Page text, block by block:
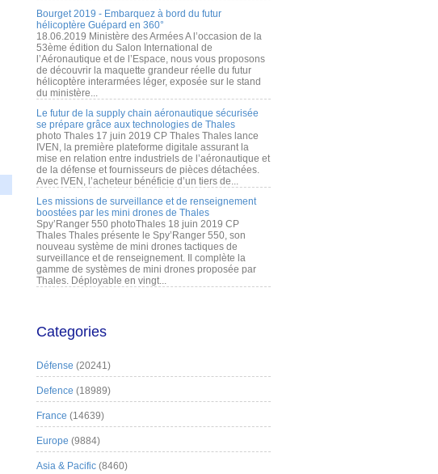
Bourget 2019 - Embarquez à bord du futur
hélicoptère Guépard en 360°
18.06.2019 Ministère des Armées A l’occasion de la
53ème édition du Salon International de
l’Aéronautique et de l’Espace, nous vous proposons
de découvrir la maquette grandeur réelle du futur
hélicoptère interarmées léger, exposée sur le stand
du ministère...
Le futur de la supply chain aéronautique sécurisée
se prépare grâce aux technologies de Thales
photo Thales 17 juin 2019 CP Thales Thales lance
IVEN, la première plateforme digitale assurant la
mise en relation entre industriels de l’aéronautique et
de la défense et fournisseurs de pièces détachées.
Avec IVEN, l’acheteur bénéficie d’un tiers de...
Les missions de surveillance et de renseignement
boostées par les mini drones de Thales
Spy’Ranger 550 photoThales 18 juin 2019 CP
Thales Thales présente le Spy’Ranger 550, son
nouveau système de mini drones tactiques de
surveillance et de renseignement. Il complète la
gamme de systèmes de mini drones proposée par
Thales. Déployable en vingt...
Categories
Défense (20241)
Defence (18989)
France (14639)
Europe (9884)
Asia & Pacific (8460)